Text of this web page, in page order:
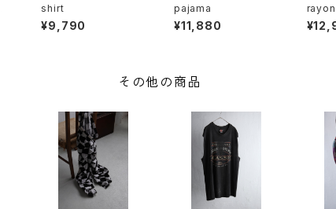
shirt
¥9,790
pajama
¥11,880
その他の商品